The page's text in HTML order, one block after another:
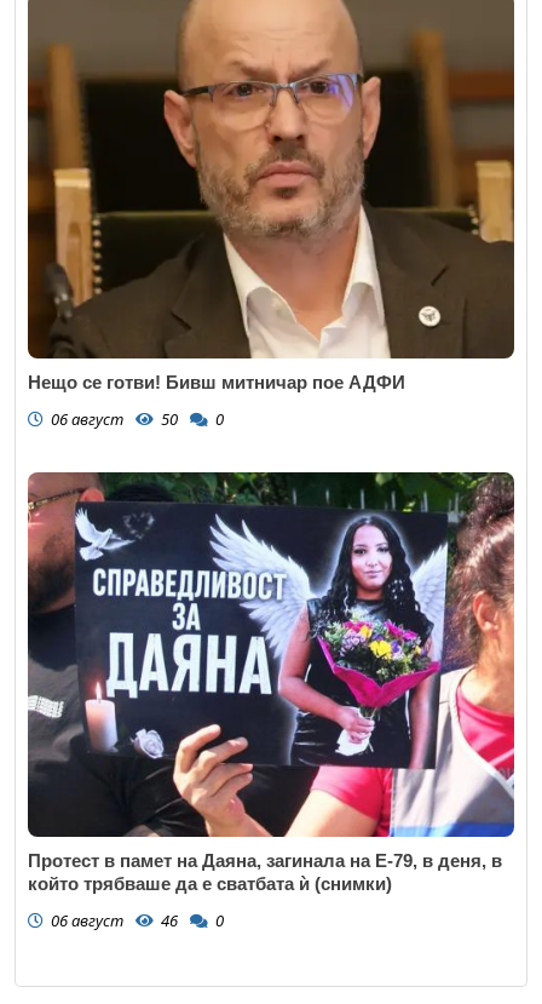
Нещо се готви! Бивш митничар пое АДФИ
06 август 50 0
Протест в памет на Даяна, загинала на Е-79, в деня, в
който трябваше да е сватбата ѝ (снимки)
06 август 46 0